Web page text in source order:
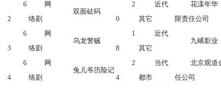
6
2
网
络剧
双面砝码
2
0
近代
其它
花漾年华
限责任公司
6
3
网
络剧
乌龙警贼
1
8
近代
其它
九晞影业
6
4
网
络剧
兔儿爷历险记
2
4
当代
都市
北京观道
任公司